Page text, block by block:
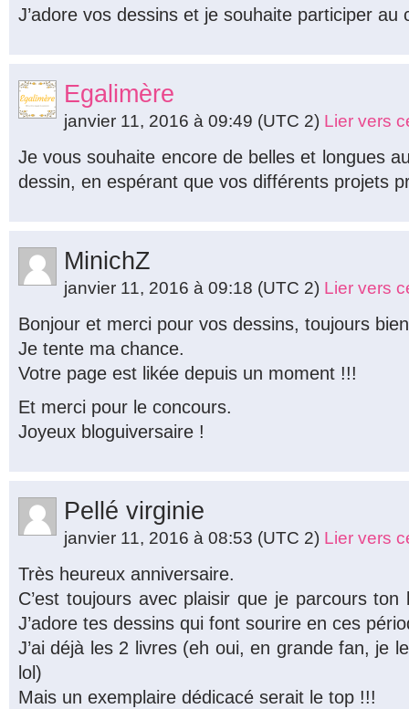
J’adore vos dessins et je souhaite participer au
Egalimère
janvier 11, 2016 à 09:49 (UTC 2) Lier vers
Je vous souhaite encore de belles et longues
dessin, en espérant que vos différents projets
MinichZ
janvier 11, 2016 à 09:18 (UTC 2) Lier vers
Bonjour et merci pour vos dessins, toujours
Je tente ma chance.
Votre page est likée depuis un moment !!!
Et merci pour le concours.
Joyeux bloguiversaire !
Pellé virginie
janvier 11, 2016 à 08:53 (UTC 2) Lier vers
Très heureux anniversaire.
C’est toujours avec plaisir que je parcours
J’adore tes dessins qui font sourire en ces
J’ai déjà les 2 livres (eh oui, en grande fan, je
lol)
Mais un exemplaire dédicacé serait le top !!!